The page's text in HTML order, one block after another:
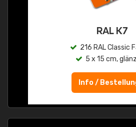
RAL K7
216 RAL Classic
5 x 15 cm,
Info /